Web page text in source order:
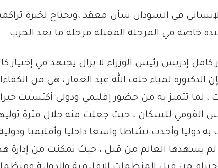
في السودان شأن معقد ،ويحتاج لخبرة
خاصة في المرحلة المقبلة مرحلة ما بعد الحرب.
كامل إدريس رئيس الوزراء لا يزال يجتهد في إختيار
الدكتورة لمياء خلف الله عبد الغفار ، هي من
، لما تتميز به من حضور إقليمي ودولي أكتسبت
القومي للسكان ، حيث جعلت منه خلال فترة توليها
دوليا وأحدث نشاطا واسعا داخليا وأقليميا
لم يشهدها العالم من قبل ، حيث تمكنت من إدارة